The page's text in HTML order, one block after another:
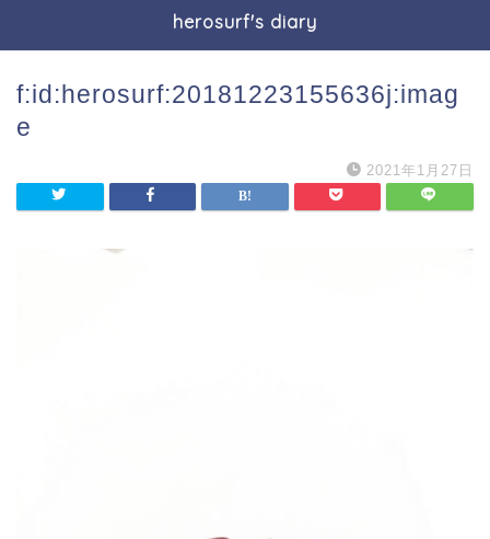
herosurf's diary
f:id:herosurf:20181223155636j:imag
e
2021年1月27日